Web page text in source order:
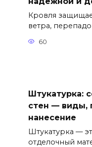
Кровля
ветра,
60
Штукатурка:
стен — виды,
нанесение
Штукатурка —
отделочный